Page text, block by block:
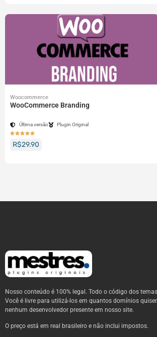
Woocommerce
WooCommerce Branding
Última versão Plugin Original

R$29.90
Nosso conteúdo é 100% legal. Todo o código dos
Você é livre para utilizá-los em quantos domínios
nenhum desenvolvedor presente em nosso site.
O preço está em real brasileiro e não inclui impostos.